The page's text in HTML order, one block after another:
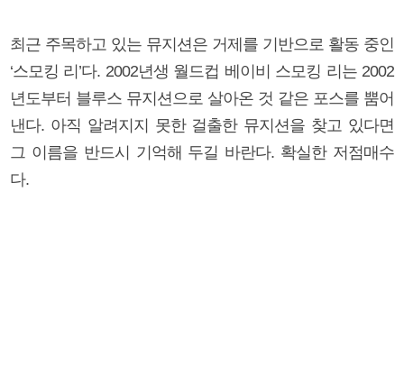
최근 주목하고 있는 뮤지션은 거제를 기반으로 활동 중인
‘스모킹 리’다. 2002년생 월드컵 베이비 스모킹 리는 2002
년도부터 블루스 뮤지션으로 살아온 것 같은 포스를 뿜어
낸다. 아직 알려지지 못한 걸출한 뮤지션을 찾고 있다면
그 이름을 반드시 기억해 두길 바란다. 확실한 저점매수
다.